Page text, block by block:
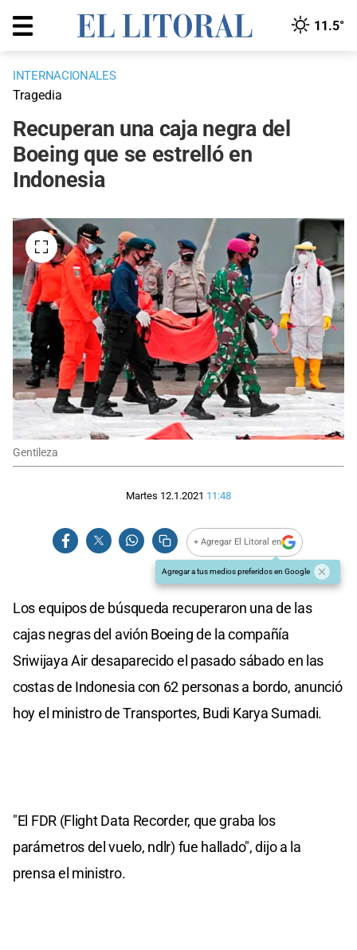
11.5°
INTERNACIONALES
Tragedia
Recuperan una caja negra del
Boeing que se estrelló en
Indonesia
Gentileza
Martes 12.1.2021 11:48
+ Agregar El Litoral en
Agregar a tus medios preferidos en Google
Los equipos de búsqueda recuperaron una de las
cajas negras del avión Boeing de la compañía
Sriwijaya Air desaparecido el pasado sábado en las
costas de Indonesia con 62 personas a bordo, anunció
hoy el ministro de Transportes, Budi Karya Sumadi.
"El FDR (Flight Data Recorder, que graba los
parámetros del vuelo, ndlr) fue hallado", dijo a la
prensa el ministro.